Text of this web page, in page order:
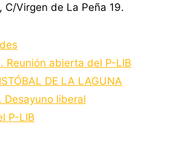
C/Virgen de La Peña 19.
Reunión abierta del P-LIB
DE LA LAGUNA
Desayuno liberal
P-LIB